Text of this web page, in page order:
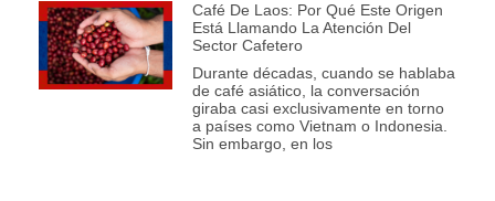
Café De Laos: Por Qué Este Origen
Está Llamando La Atención Del
Sector Cafetero
Durante décadas, cuando se hablaba
de café asiático, la conversación
giraba casi exclusivamente en torno
a países como Vietnam o Indonesia.
Sin embargo, en los